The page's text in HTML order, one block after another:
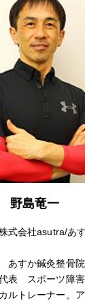
野島竜一
会社asutra/あ
あすか鍼灸整骨
表 スポーツ障
ルトレーナー。